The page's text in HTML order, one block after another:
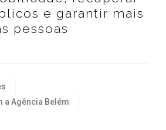
e garantir mais
pessoas
a Agência Belém